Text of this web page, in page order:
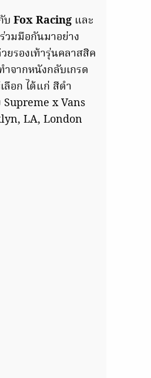
บ Fox Racing และ
วมมือกันมาอย่าง
ยรองเท้ารุ่นคลาสสิค
ำจากหนังกลับเกรด
อก ได้แก่ สีดำ
x Vans
LA, London